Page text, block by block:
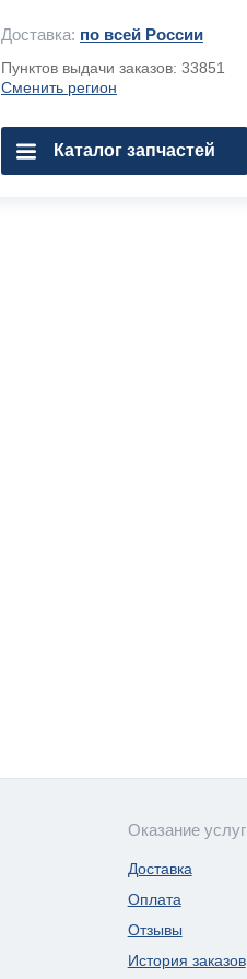
Доставка: по всей России
Пунктов выдачи заказов: 33851
Сменить регион
Каталог запчастей
Оказание услуг
Доставка
Оплата
Отзывы
История заказов